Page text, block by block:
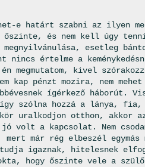
e határt szabni az ilyen
őszinte, és nem kell úgy
esetleg
nincs értelme a
megmutatom, kivel
kap pénzt mozira, nem
ígérkező háborút.
így szólna hozzá a lánya,
uralkodjon otthon, akkor
jó volt a kapcsolat. Nem
már rég elbeszél
igaznak, hitelesnek
hogy őszinte vele a